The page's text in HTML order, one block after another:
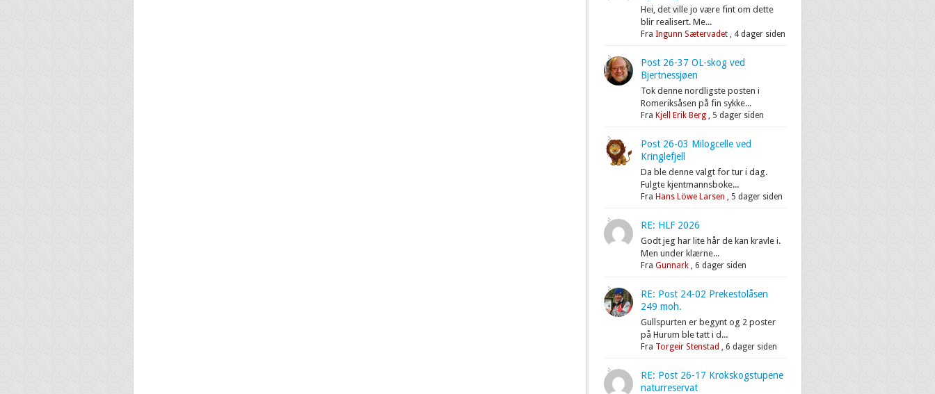
Hei, det ville jo være fint om dette
blir realisert. Me...
Fra Ingunn Sætervadet, 4 dager siden
Post 26-37 OL-skog ved
Bjertnessjøen
Tok denne nordligste posten i
Romeriksåsen på fin sykke...
Fra Kjell Erik Berg, 5 dager siden
Post 26-03 Milogcelle ved
Kringlefjell
Da ble denne valgt for tur i dag.
Fulgte kjentmannsboke...
Fra Hans Löwe Larsen , 5 dager siden
RE: HLF 2026
Godt jeg har lite hår de kan kravle i.
Men under klærne...
Fra Gunnark, 6 dager siden
RE: Post 24-02 Prekestolåsen
249 moh.
Gullspurten er begynt og 2 poster
på Hurum ble tatt i d...
Fra Torgeir Stenstad , 6 dager siden
RE: Post 26-17 Krokskogstupene
naturreservat